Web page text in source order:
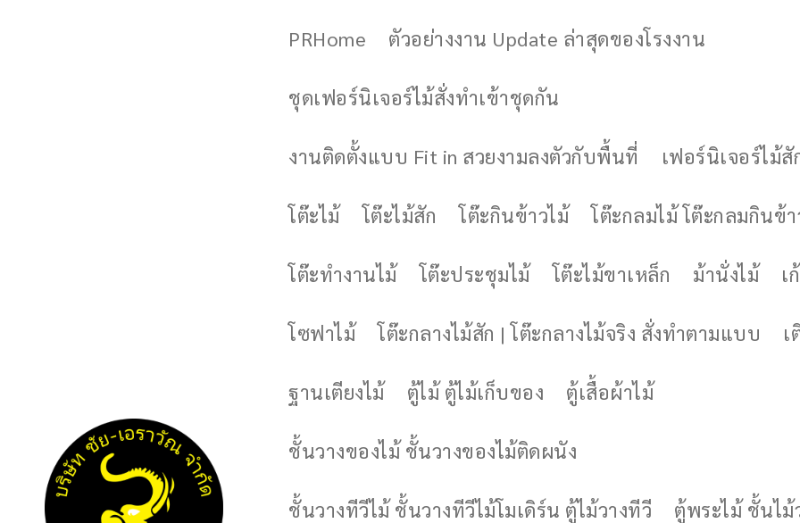
PRHome ตัวอย่างงาน Update ล่าสุดของโรงงาน
ชุดเฟอร์นิเจอร์ไม้สั่งทำเข้าชุดกัน
งานติดตั้งแบบ Fit in สวยงามลงตัวกับพื้นที่ เฟอร์นิเจอร์ไม้สั
โต๊ะไม้ โต๊ะไม้สัก โต๊ะกินข้าวไม้ โต๊ะกลมไม้ โต๊ะกลมกินข้า
โต๊ะทำงานไม้ โต๊ะประชุมไม้ โต๊ะไม้ขาเหล็ก ม้านั่งไม้ เ
โซฟาไม้ โต๊ะกลางไม้สัก | โต๊ะกลางไม้จริง สั่งทำตามแบบ เ
ฐานเตียงไม้ ตู้ไม้ ตู้ไม้เก็บของ ตู้เสื้อผ้าไม้
ชั้นวางของไม้ ชั้นวางของไม้ติดผนัง
ชั้นวางทีวีไม้ ชั้นวางทีวีไม้โมเดิร์น ตู้ไม้วางทีวี ตู้พระไม้ ชั้นไม้